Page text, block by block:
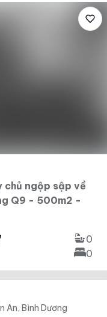
chủ ngộp sập về
Q9 - 500m2 -
0
0
An, Bình Dương